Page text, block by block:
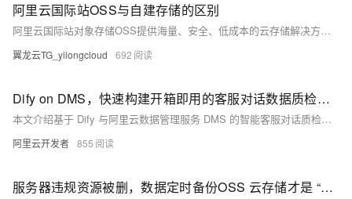
阿里云国际站OSS与自建存储的区别
阿里云国际站对象存储OSS提供海量、安全、低成本的云存储解决方案。相比自建存储，OSS具备易用性强、稳定性高、安全性好、成本更低等优势，支持无限扩展、自动冗余、多层防护及丰富增值服务，助力企业高效管理数据。
翼龙云TG_yilongcloud 692
Dify on DMS，快速构建开箱即用的客服对话数据质检服务
本文介绍基于 Dify 与阿里云数据管理服务 DMS 的智能客服对话质检解决方案。该方案通过集成 Dify 的 AI 能力与 DMS 的数据管理能力，实现从数据获取到质检分析的全链路闭环，提升客服质检效率与准确性，助力企业数字化转型。
阿里云开发者 855
服务器违规资源被删，数据定时备份OSS 云存储才是 “救命稻草”